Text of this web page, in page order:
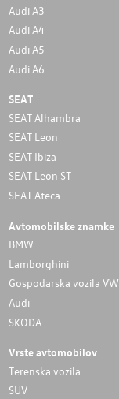
Audi A3
Audi A4
Audi A5
Audi A6
SEAT
SEAT Alhambra
SEAT Leon
SEAT Ibiza
SEAT Leon ST
SEAT Ateca
Avtomobilske znamke
BMW
Lamborghini
Gospodarska vozila VW
Audi
SKODA
Vrste avtomobilov
Terenska vozila
SUV